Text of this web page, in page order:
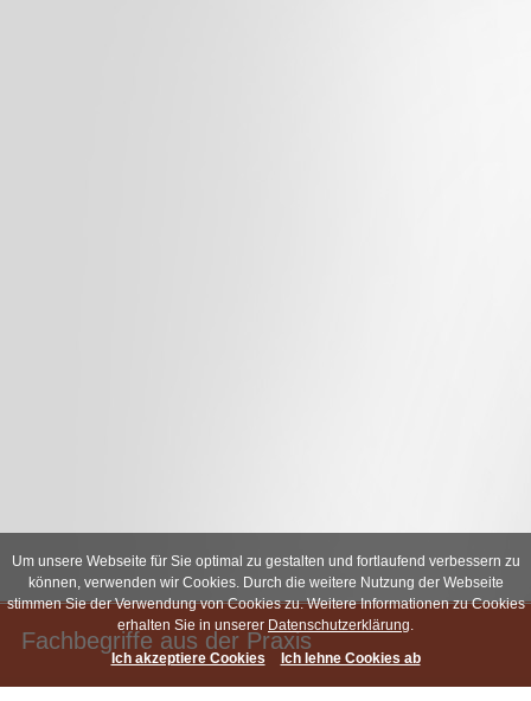
Fachbegriffe aus der Praxis
Um unsere Webseite für Sie optimal zu gestalten und fortlaufend verbessern zu
können, verwenden wir Cookies. Durch die weitere Nutzung der Webseite
stimmen Sie der Verwendung von Cookies zu. Weitere Informationen zu Cookies
erhalten Sie in unserer Datenschutzerklärung.
Ich akzeptiere Cookies
Ich lehne Cookies ab